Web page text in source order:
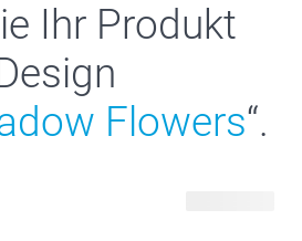
Ihr Produkt
Flowers“.